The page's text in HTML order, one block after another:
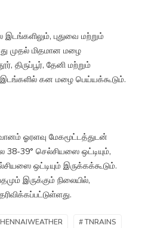
இடங்களிலும், புதுவை மற்றும்
முதல் மிதமான மழை
திருப்பூர், தேனி மற்றும்
இடங்களில் கன மழை பெய்யக்கூடும்.
ஓரளவு மேகமூட்டத்துடன்
39° செல்சியஸை ஒட்டியும்,
ஒட்டியும் இருக்கக்கூடும்.
இருக்கும் நிலையில்,
# TNRAINS